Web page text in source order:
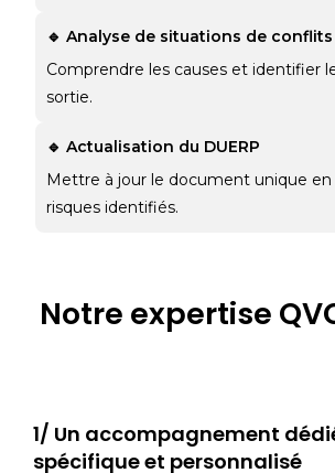
🔹 Analyse de situations de conflits
Comprendre les causes et identifier
sortie.
🔹 Actualisation du DUERP
Mettre à jour le document unique en
risques identifiés.
Notre expertise
1/ Un accompagnement
spécifique et personnalisé